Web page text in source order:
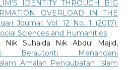
IDENTITY THROUGH BIG
OVERLOAD IN THE
Journal: Vol. 12 No. 1 (2017):
Sciences and Humanities
Nik Suhaida Nik Abdul Majid,
Berautoriti Menangani
Amalan Pengubatan Islam